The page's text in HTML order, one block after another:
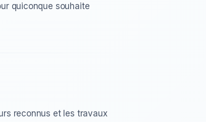
quiconque souhaite
reconnus et les travaux